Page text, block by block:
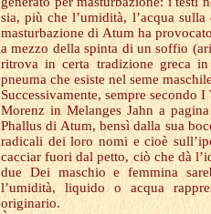
sia, più che l’umidità, l’acqua
masturbazione di Atum ha
a mezzo della spinta di un soffio
ritrova in certa tradizione greca
pneuma che esiste nel seme
Successivamente, sempre secondo
Morenz in Melanges Jahn a
Phallus di Atum, bensì dalla sua
radicali dei loro nomi e cioè
cacciar fuori dal petto, ciò che dà
due Dei maschio e femmina
l’umidità, liquido o acqua
originario.